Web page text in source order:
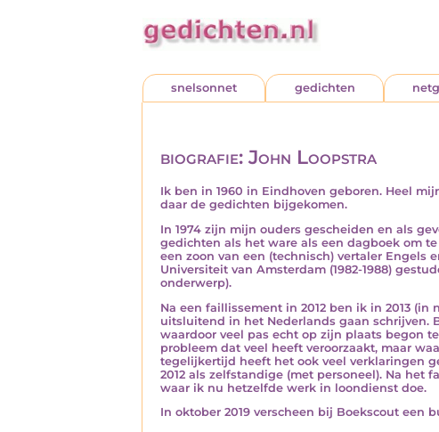
snelsonnet gedichten
biografie: John Loopstra
Ik ben in 1960 in Eindhoven geboren. Heel
daar de gedichten bijgekomen.
In 1974 zijn mijn ouders gescheiden en als
gedichten als het ware als een dagboek om
een zoon van een (technisch) vertaler Engels
Universiteit van Amsterdam (1982-1988)
onderwerp).
Na een faillissement in 2012 ben ik in 2013
uitsluitend in het Nederlands gaan schrijven.
waardoor veel pas echt op zijn plaats begon
probleem dat veel heeft veroorzaakt, maar
tegelijkertijd heeft het ook veel verklaringen
2012 als zelfstandige (met personeel). Na
waar ik nu hetzelfde werk in loondienst doe.
In oktober 2019 verscheen bij Boekscout een